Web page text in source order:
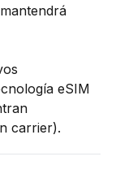
eSIM
carrier).